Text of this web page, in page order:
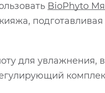
BioPhyto
подготавливая
для увлажнения,